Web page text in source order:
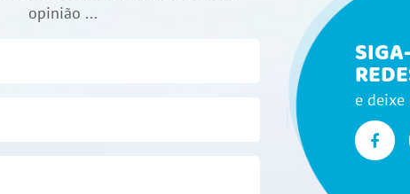
opinião ...
e deixe